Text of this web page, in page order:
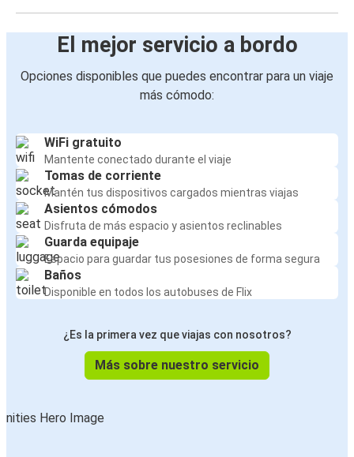
El mejor servicio a bordo
Opciones disponibles que puedes encontrar para un viaje
más cómodo:
WiFi gratuito
Mantente conectado durante el viaje
Tomas de corriente
Mantén tus dispositivos cargados mientras viajas
Asientos cómodos
Disfruta de más espacio y asientos reclinables
Guarda equipaje
Espacio para guardar tus posesiones de forma segura
Baños
Disponible en todos los autobuses de Flix
¿Es la primera vez que viajas con nosotros?
Más sobre nuestro servicio